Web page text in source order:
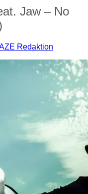
Jaw – No
Redaktion